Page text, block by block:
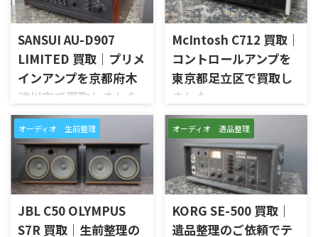
SANSUI AU-D907
LIMITED 買取｜プリメ
インアンプを京都府木
津川市で買取しました
京都府木津川市で、SANSUIの
プリメインアンプ「AU-D907
LIMITED」を出張買取させてい
ただきました。今回のお品物
は、AU-D907をベースに各部の
高品位化が図られたLimitedモ
デルで、左右チャンネルの音出
し状態、入力切替、ボリュー
McIntosh C712 買取｜
コントロールアンプを
東京都足立区で買取し
ました
東京都足立区で、McIntoshの
コントロールアンプ「C712」
を出張買取させていただきま
した。今回のお品物は、
McIntoshらしいガラスパネル
デザインとリモート操作機能
を備えた2chソリッドステート
式のコントロールアンプで、左
オーディオ 生前整理
JBL C50 OLYMPUS
S7R 買取｜生前整理の
オーディオ 遺品整理
KORG SE-500 買取｜
遺品整理のご依頼でテ